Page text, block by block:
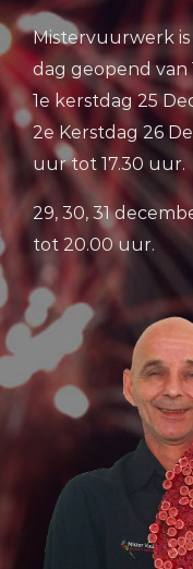
Mistervuurwerk
dag geopend van
1e kerstdag 25
2e Kerstdag 26
uur tot 17.30 uur.
29, 30, 31
tot 20.00 uur.